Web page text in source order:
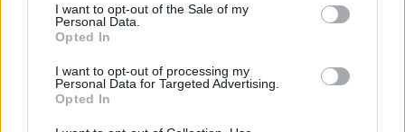
I want to opt-out of the Sale of my
Personal Data.
Opted In
I want to opt-out of processing my
Personal Data for Targeted Advertising.
Opted In
Jiří Svoboda: Kompromis pro Nové Mlýny – může
před stoletou vodou?
23.7.2026
Diskuse: 57
Vodní dílo Nové Mlýny na jižní